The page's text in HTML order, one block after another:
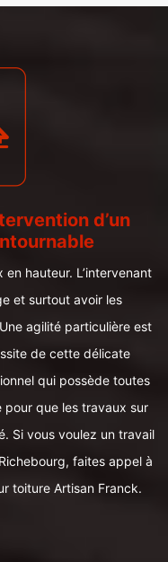
d’un
hauteur. L’intervenant
et surtout avoir les
agilité particulière est
de cette délicate
qui possède toutes
que les travaux sur
Si vous voulez un travail
faites appel à
toiture Artisan Franck.